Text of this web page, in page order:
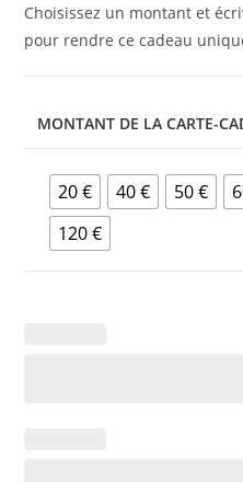
Choisissez un montant et
pour rendre ce cadeau
MONTANT DE LA CARTE-
20 € 40 € 50 €
120 €